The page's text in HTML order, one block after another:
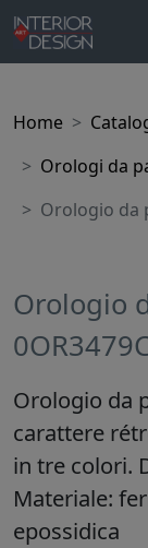
Home
Orologi da
Orologio da
Orologio
Orologio da
carattere
in tre colori.
Materiale:
epossidica